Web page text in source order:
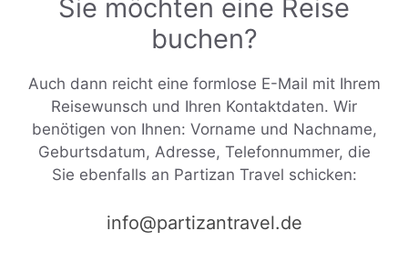
Sie möchten eine Reise
buchen?
Auch dann reicht eine formlose E-Mail mit Ihrem
Reisewunsch und Ihren Kontaktdaten. Wir
benötigen von Ihnen: Vorname und Nachname,
Geburtsdatum, Adresse, Telefonnummer, die
Sie ebenfalls an Partizan Travel schicken:
info@partizantravel.de